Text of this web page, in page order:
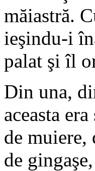
măiastră.
ieşindu-i
palat şi îl
Din una,
aceasta
de muiere,
de